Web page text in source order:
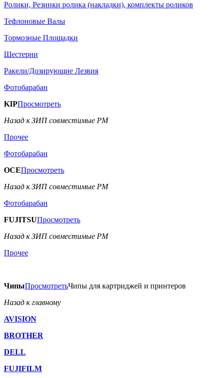
Ролики, Резинки ролика (накладки), комплекты роликов
Тефлоновые Валы
Тормозные Площадки
Шестерни
Ракели/Дозирующие Лезвия
Фотобарабан
KIPПросмотреть
Назад к ЗИП совместимые РМ
Прочее
Фотобарабан
OCEПросмотреть
Назад к ЗИП совместимые РМ
Фотобарабан
FUJITSUПросмотреть
Назад к ЗИП совместимые РМ
Прочее
ЧипыПросмотретьЧипы для картриджей и принтеров
Назад к главному
AVISION
BROTHER
DELL
FUJIFILM